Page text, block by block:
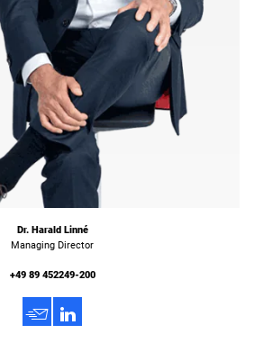
Dr. Harald Linné
Managing Director
+49 89 452249-200
h 3